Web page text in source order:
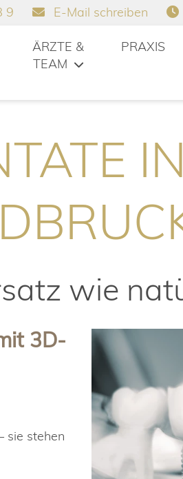
9 E-Mail schreiben
ÄRZTE &
TEAM
PRAXIS
IN
wie
3D-
sie stehen